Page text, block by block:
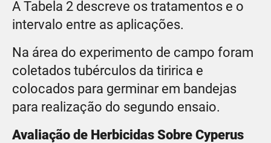
A Tabela 2 descreve os tratamentos e o
intervalo entre as aplicações.
Na área do experimento de campo foram
coletados tubérculos da tiririca e
colocados para germinar em bandejas
para realização do segundo ensaio.
Avaliação de Herbicidas Sobre Cyperus